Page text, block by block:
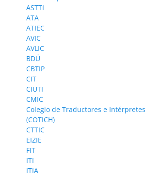
ASTTI
ATA
ATIEC
AVIC
AVLIC
BDÜ
CBTIP
CIT
CIUTI
CMIC
Colegio de Traductores e
(COTICH)
CTTIC
EIZIE
FIT
ITI
ITIA